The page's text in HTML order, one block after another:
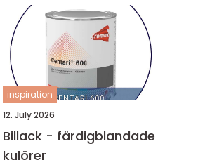
inspiration
12. July 2026
Billack - färdigblandade
kulörer